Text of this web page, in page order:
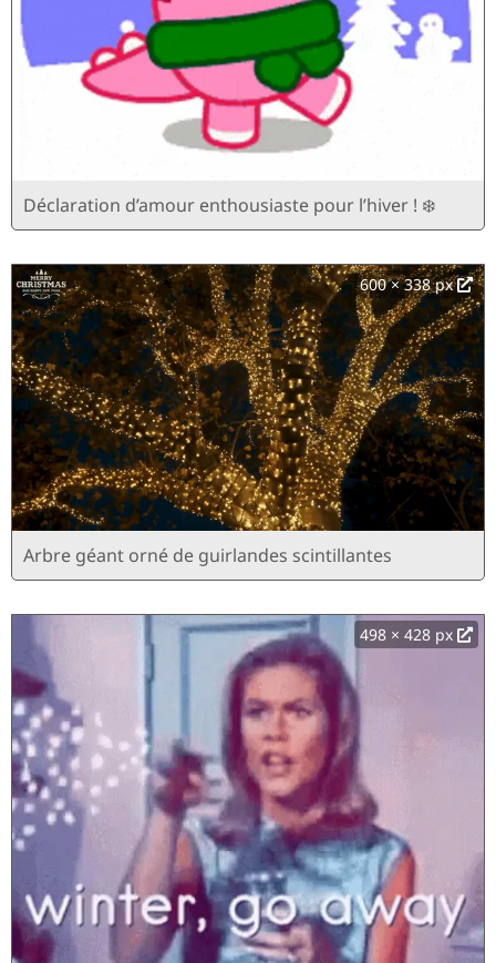
Déclaration d’amour enthousiaste pour l’hiver ! ❄️
600 × 338 px
Arbre géant orné de guirlandes scintillantes
498 × 428 px